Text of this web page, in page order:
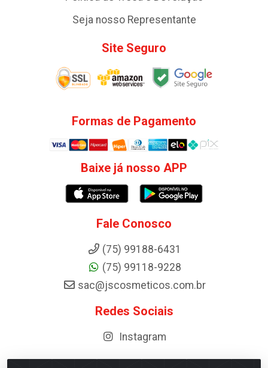
Seja nosso Representante
Site Seguro
Formas de Pagamento
Baixe já nosso APP
Fale Conosco
(75) 99188-6431
(75) 99118-9228
sac@jscosmeticos.com.br
Redes Sociais
Instagram